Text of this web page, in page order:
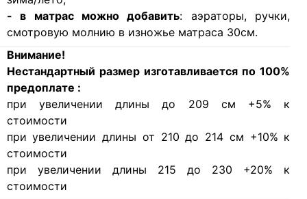
- в матрас можно добавить: аэраторы, ручки,
смотровую молнию в изножье матраса 30см.
Внимание!
Нестандартный размер изготавливается по 100%
предоплате :
при увеличении длины до 209 см +5% к
стоимости
при увеличении длины от 210 до 214 см +10% к
стоимости
при увеличении длины 215 до 230 +20% к
стоимости